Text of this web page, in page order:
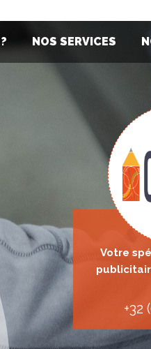
NOS SERVICES
Votre
+32